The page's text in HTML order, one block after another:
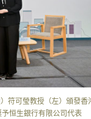
符可瑩教授（左）頒發香
恒生銀行有限公司代表